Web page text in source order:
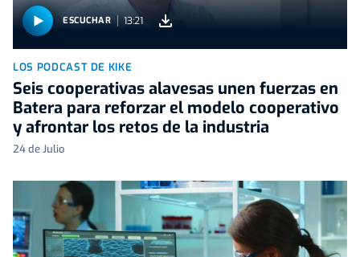
ESCUCHAR 13:21
LOS PODCAST DE KIKE
Seis cooperativas alavesas unen fuerzas en
Batera para reforzar el modelo cooperativo
y afrontar los retos de la industria
24 de Julio